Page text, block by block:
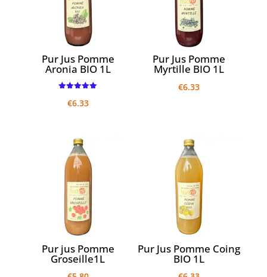
Pur Jus Pomme
Aronia BIO 1L
5.00
€6.33
Pur Jus Pomme
Myrtille BIO 1L
€6.33
Pur jus Pomme
Groseille1L
Pur Jus Pomme Coing
BIO 1L